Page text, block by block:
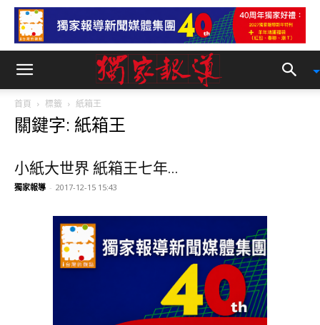
首頁 標籤 紙箱王
關鍵字: 紙箱王
小紙大世界 紙箱王七年...
獨家報導 - 2017-12-15 15:43